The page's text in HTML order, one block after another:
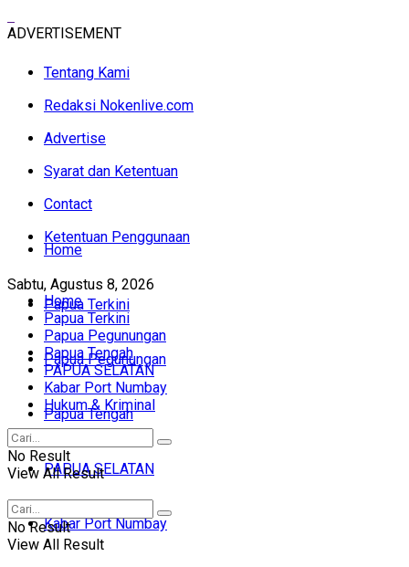
ADVERTISEMENT
Tentang Kami
Redaksi Nokenlive.com
Advertise
Syarat dan Ketentuan
Contact
Ketentuan Penggunaan
Sabtu, Agustus 8, 2026
Home
Papua Terkini
Papua Pegunungan
Papua Tengah
PAPUA SELATAN
Kabar Port Numbay
Home
Papua Terkini
Papua Pegunungan
Papua Tengah
PAPUA SELATAN
Kabar Port Numbay
Hukum & Kriminal
No Result
View All Result
No Result
View All Result